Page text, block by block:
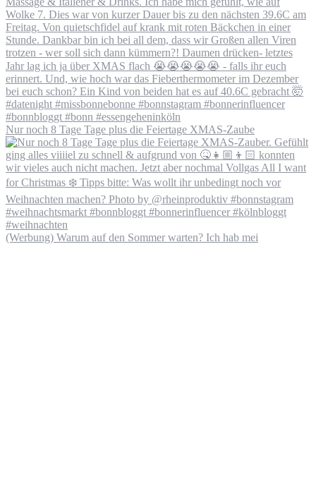
Nur noch 8 Tage Tage plus die Feiertage XMAS-Zaube
(Werbung) Warum auf den Sommer warten? Ich hab mei